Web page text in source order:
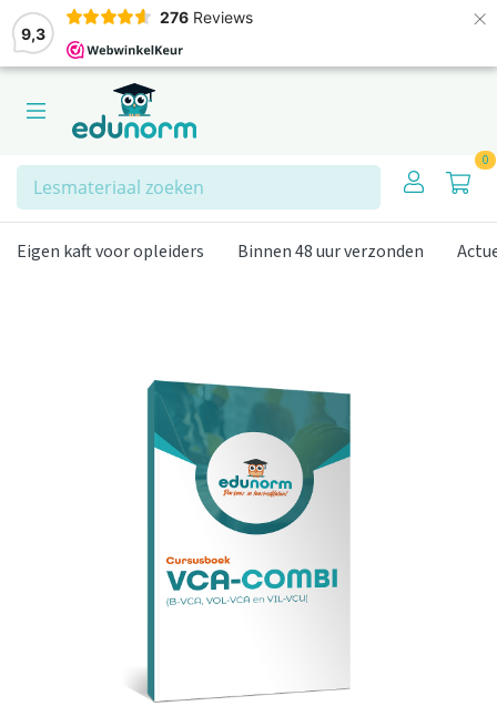
9,3
276 Reviews ×
Zoeken 0
Eigen kaft voor opleiders Binnen 48 uur verzonden